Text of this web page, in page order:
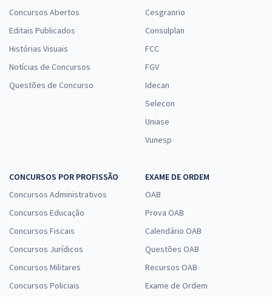
Concursos Abertos
Editais Publicados
Histórias Visuais
Notícias de Concursos
Questões de Concurso
Cesgranrio
Consulplan
FCC
FGV
Idecan
Selecon
Uniase
Vunesp
CONCURSOS POR PROFISSÃO
Concursos Administrativos
Concursos Educação
Concursos Fiscais
Concursos Jurídicos
Concursos Militares
Concursos Policiais
EXAME DE ORDEM
OAB
Prova OAB
Calendário OAB
Questões OAB
Recursos OAB
Exame de Ordem